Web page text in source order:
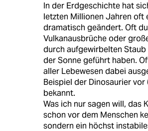
In der Erdgeschichte hat
letzten Millionen Jahren oft
dramatisch geändert. Oft
Vulkanausbrüche oder
durch aufgewirbelten Staub
der Sonne geführt haben.
aller Lebewesen dabei
Beispiel der Dinosaurier
bekannt.
Was ich nur sagen will, das
schon vor dem Menschen
sondern ein höchst